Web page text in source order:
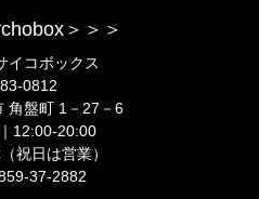
＞＞＞
イコボックス
0812
角盤町 1－27－6
12:00-20:00
祝日は営業）
37-2882